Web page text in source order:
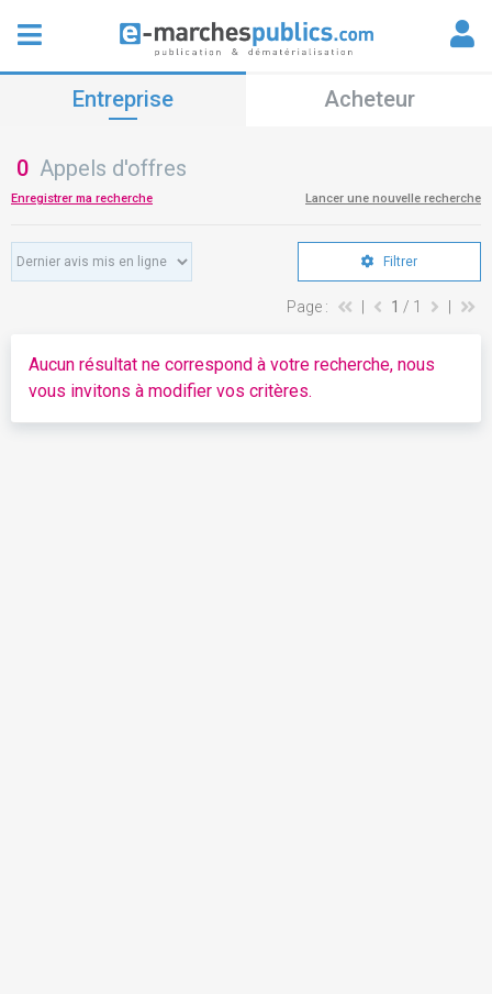
Entreprise Acheteur
0 Appels d'offres
Enregistrer ma recherche Lancer une nouvelle recherche
Filtrer
Page : 1 / 1
Aucun résultat ne correspond à votre recherche, nous
vous invitons à modifier vos critères.